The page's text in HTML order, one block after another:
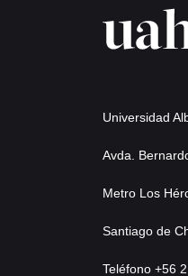
Universidad
Avda.
Metro Los
Santiago de
Teléfono +56